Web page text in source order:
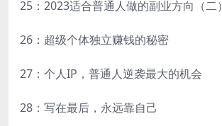
25：2023适合普通人做的副业方向（二）
26：超级个体独立赚钱的秘密
27：个人IP，普通人逆袭最大的机会
28：写在最后，永远靠自己